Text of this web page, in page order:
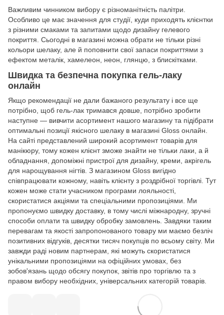
Важливим чинником вибору є різноманітність палітри.
Особливо це має значення для студії, куди приходять клієнтки
з різними смаками та запитами щодо дизайну гелевого
покриття. Сьогодні в магазині можна обрати не тільки різні
кольори шелаку, але й поповнити свої запаси покриттями з
ефектом металік, хамелеон, неон, глянцю, з блискітками.
Швидка та безпечна покупка гель-лаку
онлайн
Якщо рекомендації не дали бажаного результату і все ще
потрібно, щоб гель-лак тримався довше, потрібно зробити
наступне — вивчити асортимент нашого магазину та підібрати
оптимальні позиції якісного шелаку в магазині Gloss онлайн.
На сайті представлений широкий асортимент товарів для
манікюру, тому кожен клієнт зможе знайти не тільки лаки, а й
обладнання, допоміжні пристрої для дизайну, креми, акрігель
для нарощування нігтів. З магазином Gloss вигідно
співпрацювати кожному, навіть клієнту з роздрібної торгівлі. Тут
кожен може стати учасником програми лояльності,
скористатися акціями та спеціальними пропозиціями. Ми
пропонуємо швидку доставку, в тому числі міжнародну, зручні
способи оплати та швидку обробку замовлень. Завдяки таким
перевагам та якості запропонованого товару ми маємо безліч
позитивних відгуків, десятки тисяч покупців по всьому світу. Ми
завжди раді новим партнерам, які можуть скористатися
унікальними пропозиціями на офіційних умовах, без
зобов'язань щодо обсягу покупок, звітів про торгівлю та з
правом вибору необхідних, універсальних категорій товарів.